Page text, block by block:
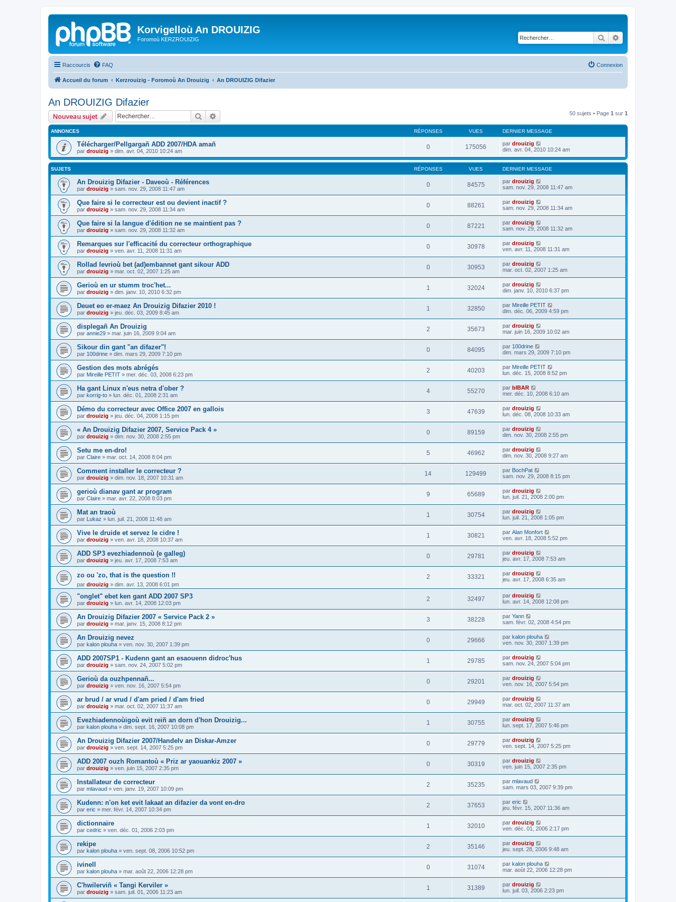
Korvigelloù An DROUIZIG
Foromoù KERZROUIZIG Rechercher
Raccourcis FAQ Connexion
Accueil du forum Kerzrouizig - Foromoù An Drouizig An DROUIZIG Difazier
An DROUIZIG Difazier
Nouveau sujet Rechercher 50 sujets • Page 1 sur 1
ANNONCES RÉPONSES VUES DERNIER MESSAGE
Télécharger/Pellgargañ ADD 2007/HDA amañ
par drouizig » dim. avr. 04, 2010 10:24 am
0 175056 par drouizig
dim. avr. 04, 2010 10:24 am
SUJETS RÉPONSES VUES DERNIER MESSAGE
An Drouizig Difazier - Daveoù - Références
par drouizig » sam. nov. 29, 2008 11:47 am
0 84575 par drouizig
sam. nov. 29, 2008 11:47 am
Que faire si le correcteur est ou devient inactif ?
par drouizig » sam. nov. 29, 2008 11:34 am
0 88261 par drouizig
sam. nov. 29, 2008 11:34 am
Que faire si la langue d'édition ne se maintient pas ?
par drouizig » sam. nov. 29, 2008 11:32 am
0 87221 par drouizig
sam. nov. 29, 2008 11:32 am
Remarques sur l'efficacité du correcteur orthographique
par drouizig » ven. avr. 11, 2008 11:31 am
0 30978 par drouizig
ven. avr. 11, 2008 11:31 am
Rollad levrioù bet (ad)embannet gant sikour ADD
par drouizig » mar. oct. 02, 2007 1:25 am
0 30953 par drouizig
mar. oct. 02, 2007 1:25 am
Gerioù en ur stumm troc'het...
par drouizig » dim. janv. 10, 2010 6:32 pm
1 32024 par drouizig
dim. janv. 10, 2010 6:37 pm
Deuet eo er-maez An Drouizig Difazier 2010 !
par drouizig » jeu. déc. 03, 2009 8:45 am
1 32850 par Mireille PETIT
dim. déc. 06, 2009 4:59 pm
displegañ An Drouizig
par annie29 » mar. juin 16, 2009 9:04 am
2 35673 par drouizig
mar. juin 16, 2009 10:02 am
Sikour din gant "an difazer"!
par 100drine » dim. mars 29, 2009 7:10 pm
0 84095 par 100drine
dim. mars 29, 2009 7:10 pm
Gestion des mots abrégés
par Mireille PETIT » mer. déc. 03, 2008 6:23 pm
2 40203 par Mireille PETIT
lun. déc. 15, 2008 8:52 pm
Ha gant Linux n'eus netra d'ober ?
par korrig-to » lun. déc. 01, 2008 2:31 am
4 55270 par bIBAR
mer. déc. 10, 2008 6:10 am
Démo du correcteur avec Office 2007 en gallois
par drouizig » jeu. déc. 04, 2008 1:15 pm
3 47639 par drouizig
lun. déc. 08, 2008 10:33 am
« An Drouizig Difazier 2007, Service Pack 4 »
par drouizig » dim. nov. 30, 2008 2:55 pm
0 89159 par drouizig
dim. nov. 30, 2008 2:55 pm
Setu me en-dro!
par Claire » mar. oct. 14, 2008 8:04 pm
5 46962 par drouizig
dim. nov. 30, 2008 9:27 am
Comment installer le correcteur ?
par drouizig » dim. nov. 18, 2007 10:31 am
14 129499 par BochPat
sam. nov. 29, 2008 8:15 pm
gerioù dianav gant ar program
par Claire » mar. avr. 22, 2008 8:03 pm
9 65689 par drouizig
lun. juil. 21, 2008 2:00 pm
Mat an traoù
par Lukaz » lun. juil. 21, 2008 11:48 am
1 30754 par drouizig
lun. juil. 21, 2008 1:05 pm
Vive le druide et servez le cidre !
par drouizig » ven. avr. 18, 2008 10:37 am
1 30821 par Alan Monfort
ven. avr. 18, 2008 5:52 pm
ADD SP3 evezhiadennoù (e galleg)
par drouizig » jeu. avr. 17, 2008 7:53 am
0 29781 par drouizig
jeu. avr. 17, 2008 7:53 am
zo ou 'zo, that is the question !!
par drouizig » dim. avr. 13, 2008 6:01 pm
2 33321 par drouizig
jeu. avr. 17, 2008 6:35 am
"onglet" ebet ken gant ADD 2007 SP3
par drouizig » lun. avr. 14, 2008 12:03 pm
2 32497 par drouizig
lun. avr. 14, 2008 12:08 pm
An Drouizig Difazier 2007 « Service Pack 2 »
par drouizig » mar. janv. 15, 2008 8:12 pm
3 38228 par Yann
sam. févr. 02, 2008 4:54 pm
An Drouizig nevez
par kalon plouha » ven. nov. 30, 2007 1:39 pm
0 29666 par kalon plouha
ven. nov. 30, 2007 1:39 pm
ADD 2007SP1 - Kudenn gant an esaouenn didroc'hus
par drouizig » sam. nov. 24, 2007 5:02 pm
1 29785 par drouizig
sam. nov. 24, 2007 5:04 pm
Gerioù da ouzhpennañ...
par drouizig » ven. nov. 16, 2007 5:54 pm
0 29201 par drouizig
ven. nov. 16, 2007 5:54 pm
ar brud / ar vrud / d'am pried / d'am fried
par drouizig » mar. oct. 02, 2007 11:37 am
0 29949 par drouizig
mar. oct. 02, 2007 11:37 am
Evezhiadennoùigoù evit reiñ an dorn d'hon Drouizig...
par kalon plouha » dim. sept. 16, 2007 10:08 pm
1 30755 par drouizig
lun. sept. 17, 2007 5:46 pm
An Drouizig Difazier 2007/Handelv an Diskar-Amzer
par drouizig » ven. sept. 14, 2007 5:25 pm
0 29779 par drouizig
ven. sept. 14, 2007 5:25 pm
ADD 2007 ouzh Romantoù « Priz ar yaouankiz 2007 »
par drouizig » ven. juin 15, 2007 2:35 pm
0 30319 par drouizig
ven. juin 15, 2007 2:35 pm
Installateur de correcteur
par mlavaud » ven. janv. 19, 2007 10:09 pm
2 35235 par mlavaud
sam. mars 03, 2007 9:39 pm
Kudenn: n'on ket evit lakaat an difazier da vont en-dro
par eric » mer. févr. 14, 2007 10:34 pm
2 37653 par eric
jeu. févr. 15, 2007 11:36 am
dictionnaire
par cedric » ven. déc. 01, 2006 2:03 pm
1 32010 par drouizig
ven. déc. 01, 2006 2:17 pm
rekipe
par kalon plouha » ven. sept. 08, 2006 10:52 pm
2 35146 par drouizig
jeu. sept. 28, 2006 9:48 am
ivinell
par kalon plouha » mar. août 22, 2006 12:28 pm
0 31074 par kalon plouha
mar. août 22, 2006 12:28 pm
C'hwilerviñ « Tangi Kerviler »
par drouizig » sam. juil. 01, 2006 11:23 am
1 31389 par drouizig
lun. juil. 03, 2006 2:23 pm